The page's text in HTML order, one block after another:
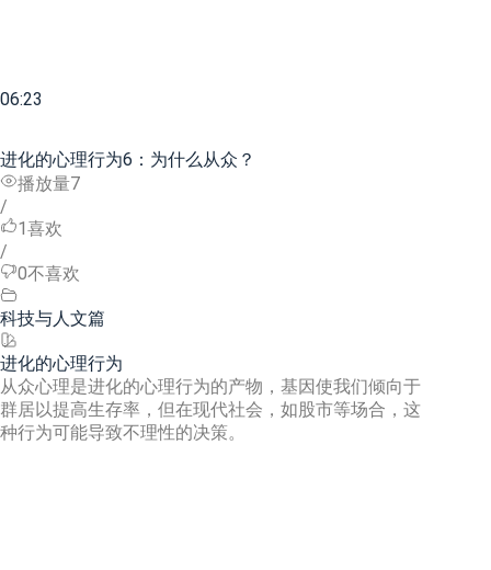
06:23
进化的心理行为6：为什么从众？
播放量7
/
1喜欢
/
0不喜欢
科技与人文篇
进化的心理行为
从众心理是进化的心理行为的产物，基因使我们倾向于
群居以提高生存率，但在现代社会，如股市等场合，这
种行为可能导致不理性的决策。